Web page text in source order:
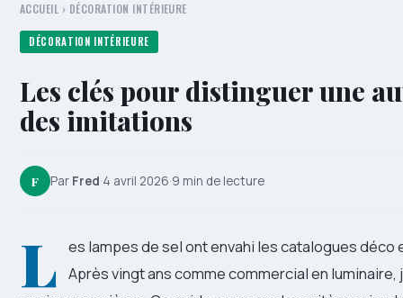
ACCUEIL › DÉCORATION INTÉRIEURE
DÉCORATION INTÉRIEURE
Les clés pour distinguer une
des imitations
F Par Fred·4 avril 2026·9 min de lecture
L es lampes de sel ont envahi les catalogues
Après vingt ans comme commercial en